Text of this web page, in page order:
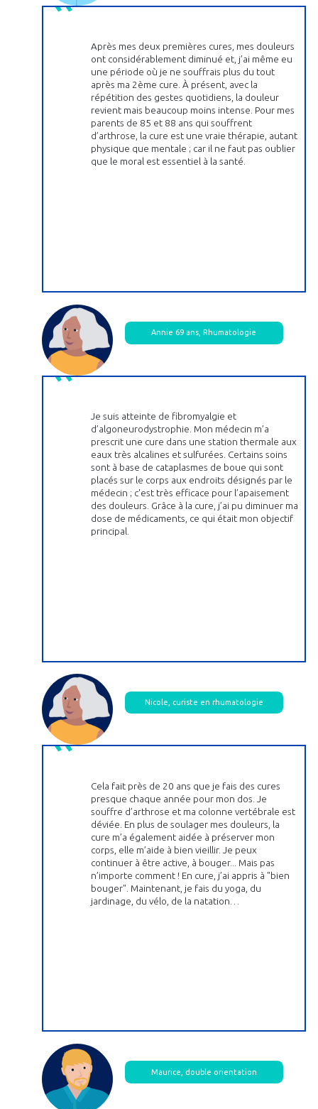
Après mes deux premières cures, mes douleurs
ont considérablement diminué et, j’ai même eu
une période où je ne souffrais plus du tout
après ma 2ème cure. À présent, avec la
répétition des gestes quotidiens, la douleur
revient mais beaucoup moins intense. Pour mes
parents de 85 et 88 ans qui souffrent
d’arthrose, la cure est une vraie thérapie, autant
physique que mentale ; car il ne faut pas oublier
que le moral est essentiel à la santé.
Annie 69 ans, Rhumatologie
Je suis atteinte de fibromyalgie et
d’algoneurodystrophie. Mon médecin m’a
prescrit une cure dans une station thermale aux
eaux très alcalines et sulfurées. Certains soins
sont à base de cataplasmes de boue qui sont
placés sur le corps aux endroits désignés par le
médecin ; c'est très efficace pour l’apaisement
des douleurs. Grâce à la cure, j’ai pu diminuer ma
dose de médicaments, ce qui était mon objectif
principal.
Nicole, curiste en rhumatologie
Cela fait près de 20 ans que je fais des cures
presque chaque année pour mon dos. Je
souffre d’arthrose et ma colonne vertébrale est
déviée. En plus de soulager mes douleurs, la
cure m’a également aidée à préserver mon
corps, elle m’aide à bien vieillir. Je peux
continuer à être active, à bouger... Mais pas
n’importe comment ! En cure, j’ai appris à "bien
bouger". Maintenant, je fais du yoga, du
jardinage, du vélo, de la natation…
Maurice, double orientation